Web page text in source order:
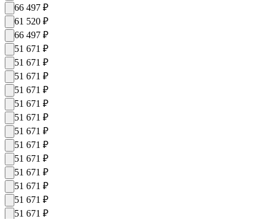
66 497 ₽
61 520 ₽
66 497 ₽
51 671 ₽
51 671 ₽
51 671 ₽
51 671 ₽
51 671 ₽
51 671 ₽
51 671 ₽
51 671 ₽
51 671 ₽
51 671 ₽
51 671 ₽
51 671 ₽
51 671 ₽